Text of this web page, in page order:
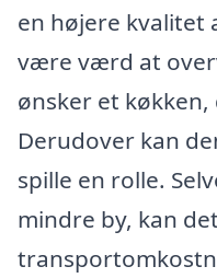
en højere kvalitet
være værd at
ønsker et
Derudover kan
spille en rolle.
mindre by, kan